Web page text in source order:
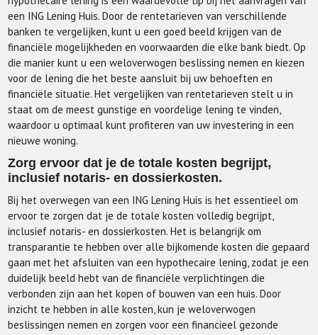
een ING Lening Huis. Door de rentetarieven van verschillende
banken te vergelijken, kunt u een goed beeld krijgen van de
financiële mogelijkheden en voorwaarden die elke bank biedt. Op
die manier kunt u een weloverwogen beslissing nemen en kiezen
voor de lening die het beste aansluit bij uw behoeften en
financiële situatie. Het vergelijken van rentetarieven stelt u in
staat om de meest gunstige en voordelige lening te vinden,
waardoor u optimaal kunt profiteren van uw investering in een
nieuwe woning.
Zorg ervoor dat je de totale kosten begrijpt,
inclusief notaris- en dossierkosten.
Bij het overwegen van een ING Lening Huis is het essentieel om
ervoor te zorgen dat je de totale kosten volledig begrijpt,
inclusief notaris- en dossierkosten. Het is belangrijk om
transparantie te hebben over alle bijkomende kosten die gepaard
gaan met het afsluiten van een hypothecaire lening, zodat je een
duidelijk beeld hebt van de financiële verplichtingen die
verbonden zijn aan het kopen of bouwen van een huis. Door
inzicht te hebben in alle kosten, kun je weloverwogen
beslissingen nemen en zorgen voor een financieel gezonde